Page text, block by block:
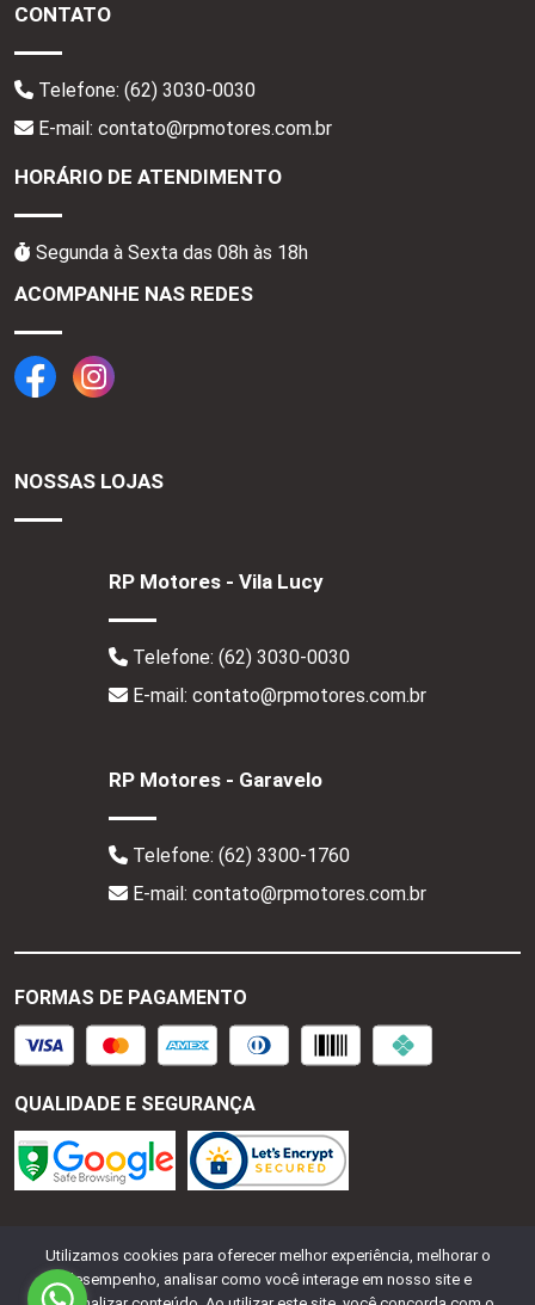
CONTATO
Telefone: (62) 3030-0030
E-mail: contato@rpmotores.com.br
HORÁRIO DE ATENDIMENTO
Segunda à Sexta das 08h às 18h
ACOMPANHE NAS REDES
NOSSAS LOJAS
RP Motores - Vila Lucy
Telefone: (62) 3030-0030
E-mail: contato@rpmotores.com.br
RP Motores - Garavelo
Telefone: (62) 3300-1760
E-mail: contato@rpmotores.com.br
FORMAS DE PAGAMENTO
QUALIDADE E SEGURANÇA
direitos reservados.2026
Utilizamos cookies para oferecer melhor experiência, melhorar o
desempenho, analisar como você interage em nosso site e